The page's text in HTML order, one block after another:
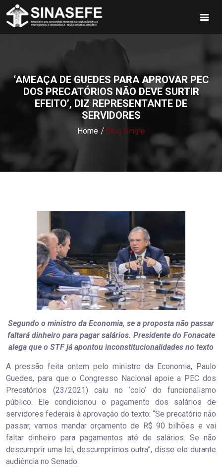
‘AMEAÇA DE GUEDES PARA APROVAR PEC
DOS PRECATÓRIOS NÃO DEVE SURTIR
EFEITO’, DIZ REPRESENTANTE DE
SERVIDORES
Home Blog Single
Segundo o ministro da Economia, se a proposta não passar
faltará dinheiro para pagar salários. Presidente do Fonacate
alega que o STF já apontou inconstitucionalidades no texto
A pressão feita ontem pelo ministro da Economia, Paulo
Guedes, para que o Congresso Nacional apoie a PEC dos
Precatórios (23/2021) caiu no ‘colo’ do funcionalismo
público. Ele condicionou o pagamento dos salários de
servidores federais à aprovação do texto: “Se precatório não
passar, vamos mandar orçamento de R$ 90 bilhões e vai
faltar dinheiro para pagamentos até de salários. Se não
descumprir uma lei, descumprimos outra”, disse ele durante
audiência no Senado.